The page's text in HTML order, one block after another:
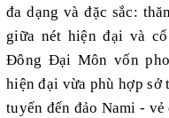
đa dạng và đặc sắc:
giữa nét hiện đại và
Đông Đại Môn vốn
hiện đại vừa phù hợp
tuyến đến đảo Nami -